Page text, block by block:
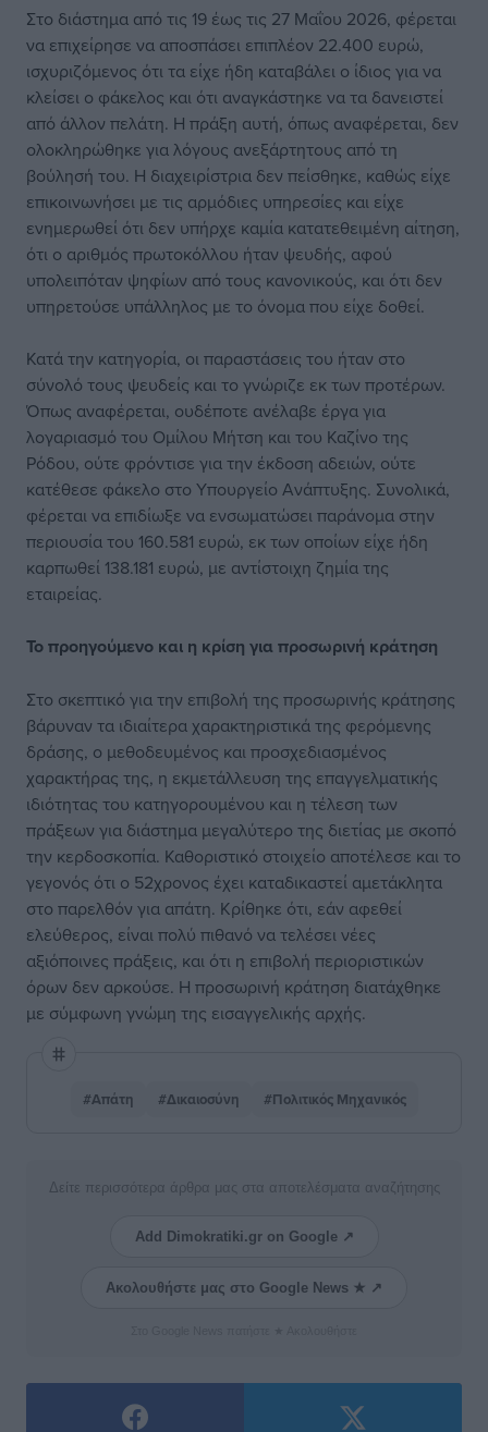
Στο διάστημα από τις 19 έως τις 27 Μαΐου 2026, φέρεται
να επιχείρησε να αποσπάσει επιπλέον 22.400 ευρώ,
ισχυριζόμενος ότι τα είχε ήδη καταβάλει ο ίδιος για να
κλείσει ο φάκελος και ότι αναγκάστηκε να τα δανειστεί
από άλλον πελάτη. Η πράξη αυτή, όπως αναφέρεται, δεν
ολοκληρώθηκε για λόγους ανεξάρτητους από τη
βούλησή του. Η διαχειρίστρια δεν πείσθηκε, καθώς είχε
επικοινωνήσει με τις αρμόδιες υπηρεσίες και είχε
ενημερωθεί ότι δεν υπήρχε καμία κατατεθειμένη αίτηση,
ότι ο αριθμός πρωτοκόλλου ήταν ψευδής, αφού
υπολειπόταν ψηφίων από τους κανονικούς, και ότι δεν
υπηρετούσε υπάλληλος με το όνομα που είχε δοθεί.
Κατά την κατηγορία, οι παραστάσεις του ήταν στο
σύνολό τους ψευδείς και το γνώριζε εκ των προτέρων.
Όπως αναφέρεται, ουδέποτε ανέλαβε έργα για
λογαριασμό του Ομίλου Μήτση και του Καζίνο της
Ρόδου, ούτε φρόντισε για την έκδοση αδειών, ούτε
κατέθεσε φάκελο στο Υπουργείο Ανάπτυξης. Συνολικά,
φέρεται να επιδίωξε να ενσωματώσει παράνομα στην
περιουσία του 160.581 ευρώ, εκ των οποίων είχε ήδη
καρπωθεί 138.181 ευρώ, με αντίστοιχη ζημία της
εταιρείας.
Το προηγούμενο και η κρίση για προσωρινή κράτηση
Στο σκεπτικό για την επιβολή της προσωρινής κράτησης
βάρυναν τα ιδιαίτερα χαρακτηριστικά της φερόμενης
δράσης, ο μεθοδευμένος και προσχεδιασμένος
χαρακτήρας της, η εκμετάλλευση της επαγγελματικής
ιδιότητας του κατηγορουμένου και η τέλεση των
πράξεων για διάστημα μεγαλύτερο της διετίας με σκοπό
την κερδοσκοπία. Καθοριστικό στοιχείο αποτέλεσε και το
γεγονός ότι ο 52χρονος έχει καταδικαστεί αμετάκλητα
στο παρελθόν για απάτη. Κρίθηκε ότι, εάν αφεθεί
ελεύθερος, είναι πολύ πιθανό να τελέσει νέες
αξιόποινες πράξεις, και ότι η επιβολή περιοριστικών
όρων δεν αρκούσε. Η προσωρινή κράτηση διατάχθηκε
με σύμφωνη γνώμη της εισαγγελικής αρχής.
#Απάτη #Δικαιοσύνη #Πολιτικός Μηχανικός
Δείτε περισσότερα άρθρα μας στα αποτελέσματα αναζήτησης
Add Dimokratiki.gr on Google ↗
Ακολουθήστε μας στο Google News ★ ↗